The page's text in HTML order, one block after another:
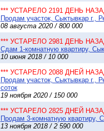
*** УСТАРЕЛО 2191 ДЕНЬ
Продам участок, Сыктывкар г.,
08 августа 2020 / 800 000
*** УСТАРЕЛО 2981 ДЕНЬ
Сдам 1-комнатную квартиру,
10 июня 2018 / 10 000
*** УСТАРЕЛО 2088 ДНЕЙ
Продам участок, Сыктывкар г.,
соток
19 ноября 2020 / 150 000
*** УСТАРЕЛО 2825 ДНЕЙ
Продам 3-комнатную квартиру,
13 ноября 2018 / 2 590 000